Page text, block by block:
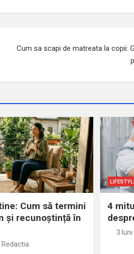
Cum sa scapi de matreata la copii:
Cum să termini
și recunoștință în
Redactia
4
3 luni